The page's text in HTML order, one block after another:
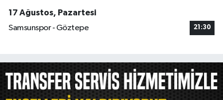
17 Ağustos, Pazartesi
Samsunspor - Göztepe
21:30